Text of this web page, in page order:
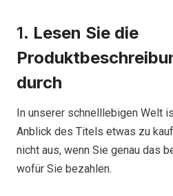
1. Lesen Sie die
durch
In unserer schnelllebigen Welt
Anblick des Titels etwas zu
nicht aus, wenn Sie genau das
wofür Sie bezahlen.